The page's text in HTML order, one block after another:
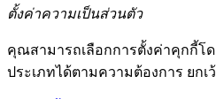
ตั้งค่าความเป็นส่วนตัว
คุณสามารถเลือกการตั้งค่าคุกกี้โ
ประเภทได้ตามความต้องการ ยกเ